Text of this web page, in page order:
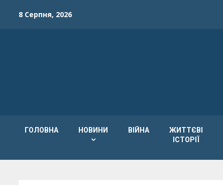
8 Серпня, 2026
ГОЛОВНА НОВИНИ ВІЙНА
ЖИТТЄВІ
ІСТОРІЇ